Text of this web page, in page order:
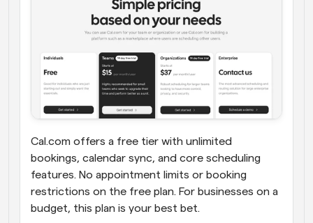
Cal.com offers a free tier with unlimited
bookings, calendar sync, and core scheduling
features. No appointment limits or booking
restrictions on the free plan. For businesses on a
budget, this plan is your best bet.